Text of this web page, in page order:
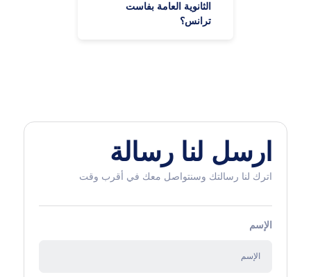
الثانوية العامة بفاست
ترانس؟
ارسل لنا رسالة
اترك لنا رسالتك وسنتواصل معك في أقرب وقت
الإسم